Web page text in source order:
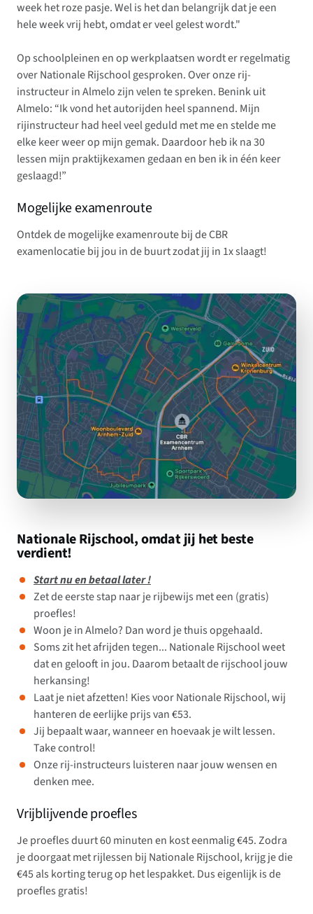
week het roze pasje. Wel is het dan belangrijk dat je een
hele week vrij hebt, omdat er veel gelest wordt."
Op schoolpleinen en op werkplaatsen wordt er regelmatig
over Nationale Rijschool gesproken. Over onze rij-
instructeur in Almelo zijn velen te spreken. Benink uit
Almelo: “Ik vond het autorijden heel spannend. Mijn
rijinstructeur had heel veel geduld met me en stelde me
elke keer weer op mijn gemak. Daardoor heb ik na 30
lessen mijn praktijkexamen gedaan en ben ik in één keer
geslaagd!”
Mogelijke examenroute
Ontdek de mogelijke examenroute bij de CBR
examenlocatie bij jou in de buurt zodat jij in 1x slaagt!
Nationale Rijschool, omdat jij het beste
verdient!
Start nu en betaal later !
Zet de eerste stap naar je rijbewijs met een (gratis)
proefles!
Woon je in Almelo? Dan word je thuis opgehaald.
Soms zit het afrijden tegen... Nationale Rijschool weet
dat en gelooft in jou. Daarom betaalt de rijschool jouw
herkansing!
Laat je niet afzetten! Kies voor Nationale Rijschool, wij
hanteren de eerlijke prijs van €53.
Jij bepaalt waar, wanneer en hoevaak je wilt lessen.
Take control!
Onze rij-instructeurs luisteren naar jouw wensen en
denken mee.
Vrijblijvende proefles
Je proefles duurt 60 minuten en kost eenmalig €45. Zodra
je doorgaat met rijlessen bij Nationale Rijschool, krijg je die
€45 als korting terug op het lespakket. Dus eigenlijk is de
proefles gratis!